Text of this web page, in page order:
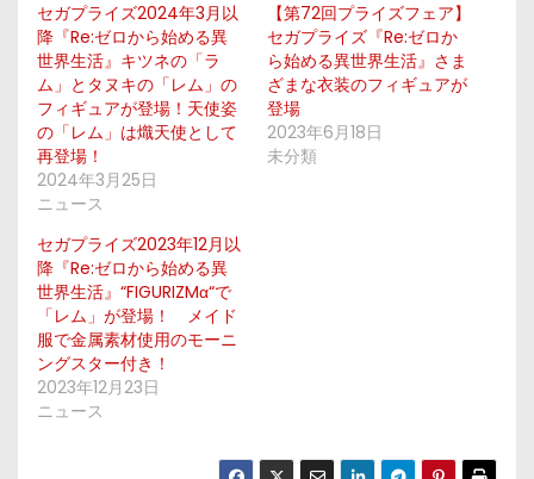
セガプライズ2024年3月以
降『Re:ゼロから始める異
世界生活』キツネの「ラ
ム」とタヌキの「レム」の
フィギュアが登場！天使姿
の「レム」は熾天使として
再登場！
2024年3月25日
ニュース
【第72回プライズフェア】
セガプライズ『Re:ゼロか
ら始める異世界生活』さま
ざまな衣装のフィギュアが
登場
2023年6月18日
未分類
セガプライズ2023年12月以
降『Re:ゼロから始める異
世界生活』“FIGURIZMα“で
「レム」が登場！ メイド
服で金属素材使用のモーニ
ングスター付き！
2023年12月23日
ニュース